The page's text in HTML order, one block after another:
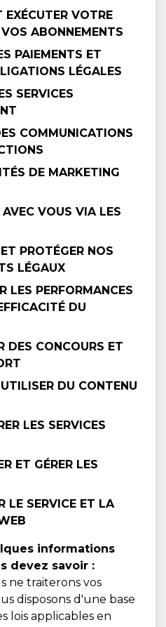
EXÉCUTER VOTRE
ABONNEMENTS
PAIEMENTS ET
LÉGALES
SERVICES
COMMUNICATIONS
DE MARKETING
VOUS VIA LES
PROTÉGER NOS
LÉGAUX
LES PERFORMANCES
DU
DES CONCOURS ET
DU CONTENU
LES SERVICES
ET GÉRER LES
LE SERVICE ET LA
informations
devez savoir :
ne traiterons vos
disposons d'une base
lois applicables en